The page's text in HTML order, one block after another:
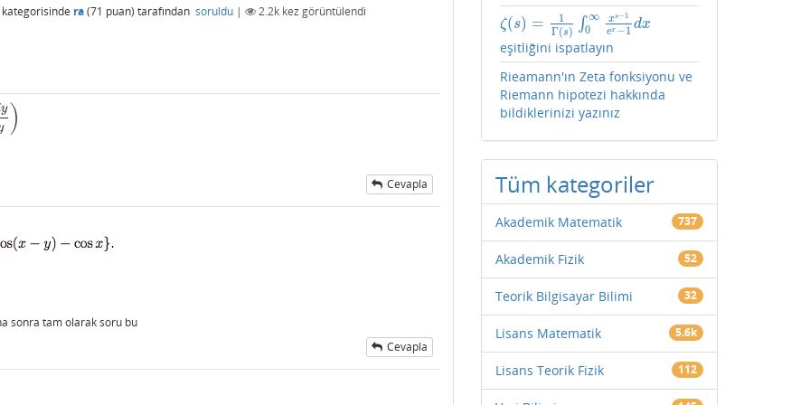
kategorisinde ra(71 puan) tarafından soruldu | 2.2k kez görüntülendi
y )
Cevapla
sonra tam olarak soru bu
Cevapla
ζ(s) =
1
Γ(s) ∫ ∞
0
xs− 1
ex −1 dx
ζ(s)= 1Γ( )∫0∞ s−1 ex−1dx
eşitliğini ispatlayın
Rieamann'ın Zeta fonksiyonu ve
Riemann hipotezi hakkında
bildiklerinizi yazınız
Tüm kategoriler
Akademik Matematik 737
Akademik Fizik 52
Teorik Bilgisayar Bilimi 32
Lisans Matematik 5.6k
Lisans Teorik Fizik 112